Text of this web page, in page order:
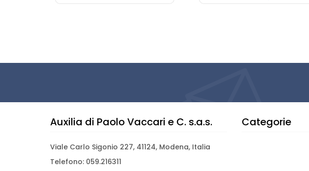
Auxilia di Paolo Vaccari e C. s.a.s.
Viale Carlo Sigonio 227, 41124, Modena, Italia
Telefono: 059.216311
Categorie